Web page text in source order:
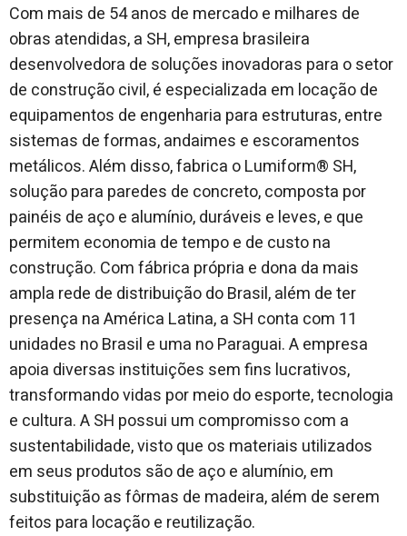
Com mais de 54 anos de mercado e milhares de
obras atendidas, a SH, empresa brasileira
desenvolvedora de soluções inovadoras para o setor
de construção civil, é especializada em locação de
equipamentos de engenharia para estruturas, entre
sistemas de formas, andaimes e escoramentos
metálicos. Além disso, fabrica o Lumiform® SH,
solução para paredes de concreto, composta por
painéis de aço e alumínio, duráveis e leves, e que
permitem economia de tempo e de custo na
construção. Com fábrica própria e dona da mais
ampla rede de distribuição do Brasil, além de ter
presença na América Latina, a SH conta com 11
unidades no Brasil e uma no Paraguai. A empresa
apoia diversas instituições sem fins lucrativos,
transformando vidas por meio do esporte, tecnologia
e cultura. A SH possui um compromisso com a
sustentabilidade, visto que os materiais utilizados
em seus produtos são de aço e alumínio, em
substituição as fôrmas de madeira, além de serem
feitos para locação e reutilização.